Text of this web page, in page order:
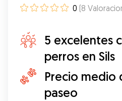
0 (8
5 excelentes
perros en Sils
Precio medio
paseo